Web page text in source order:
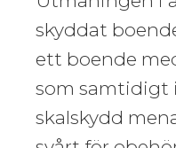
skyddat
ett boende
som samtidigt
skalskydd